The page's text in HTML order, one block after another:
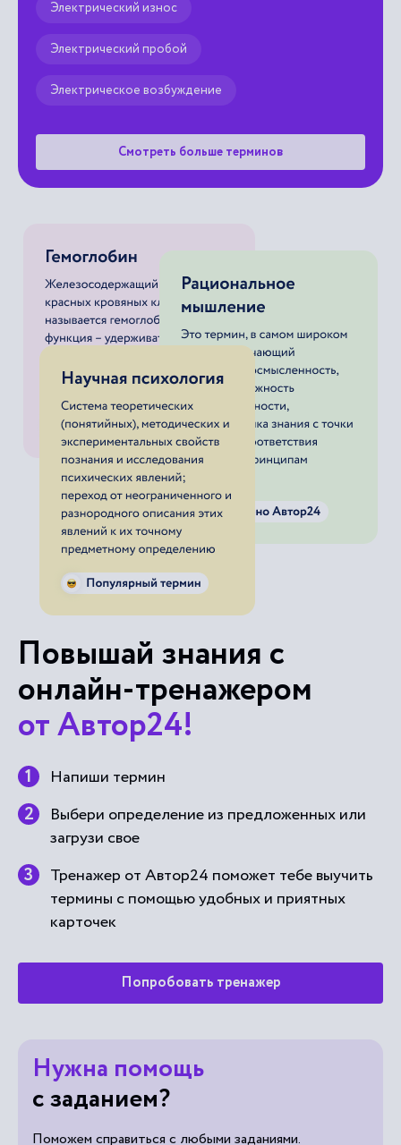
Электрический пробой
Электрическое возбуждение
Повышай знания с
онлайн-тренажером
от Автор24!
Напиши термин
Выбери определение из предложенных или
загрузи свое
Тренажер от Автор24 поможет тебе выучить
термины с помощью удобных и приятных
карточек
с заданием?
Поможем справиться с любыми заданиями.
Квалифицированные и проверенные эксперты